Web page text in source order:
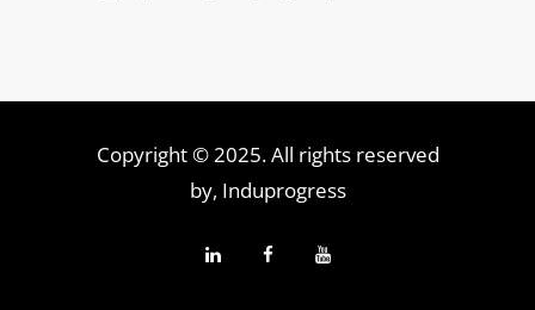
Copyright © 2025. All rights reserved
by, Induprogress